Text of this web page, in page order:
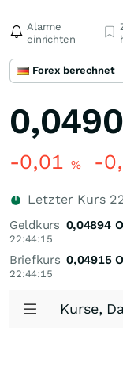
Alarme
einrichten
Forex berechnet
-0,01 % -
Letzter Kurs
Geldkurs
22:44:15
0,04894
Briefkurs
22:44:15
0,04915
Kurse,